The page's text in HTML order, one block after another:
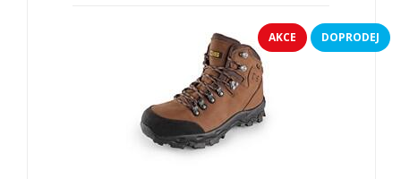
AKCE DOPRODEJ